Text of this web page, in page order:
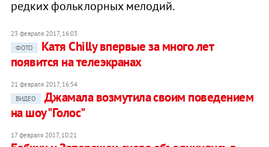
редких фольклорных мелодий.
23 февраля 2017, 16:03
ФОТО
Катя Chilly впервые за много лет
появится на телеэкранах
21 февраля 2017, 16:54
ВИДЕО
Джамала возмутила своим поведением
на шоу "Голос"
17 февраля 2017, 10:21